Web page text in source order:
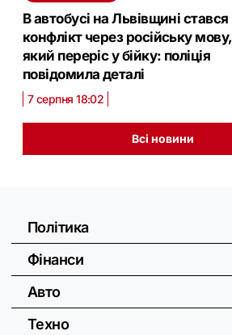
В автобусі на Львівщині стався
конфлікт через російську мову,
який переріс у бійку: поліція
повідомила деталі
7 серпня 18:02
Всі новини
Політика
Фінанси
Авто
Техно